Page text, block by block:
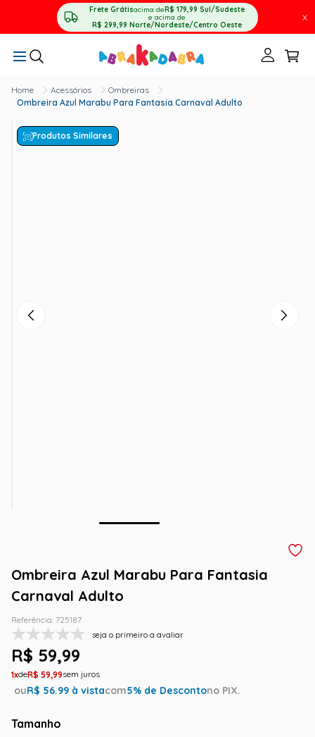
Frete Grátisacima deR$ 179,99 Sul/Sudeste
e acima de
R$ 299,99 Norte/Nordeste/Centro Oeste
X
Acessórios
Ombreiras
Ombreira Azul Marabu Para Fantasia Carnaval Adulto
Produtos Similares
Ombreira Azul Marabu Para Fantasia
Carnaval Adulto
Referência: 725187
seja o primeiro a avaliar
R$ 59,99
1 R$ 59,99
ouR$ 56.99 à vistacom5% de Descontono PIX.
Tamanho